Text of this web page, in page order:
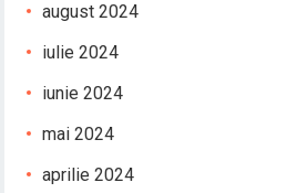
august 2024
iulie 2024
iunie 2024
mai 2024
aprilie 2024